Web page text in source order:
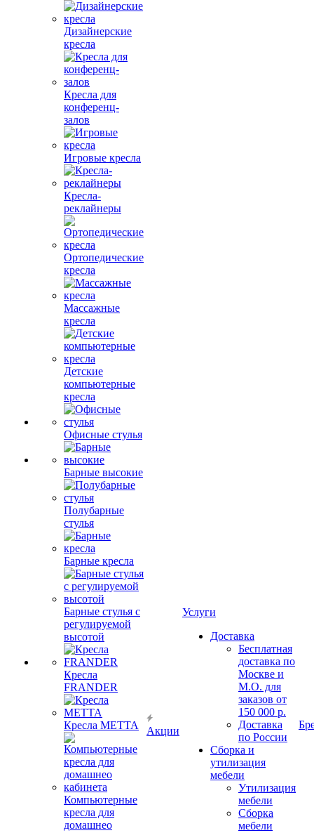
Дизайнерские
кресла
Кресла для
конференц-
залов
Игровые кресла
Кресла-
реклайнеры
Ортопедические
кресла
Массажные
кресла
Детские
компьютерные
кресла
Офисные стулья
Барные высокие
Полубарные
стулья
Барные кресла
Барные стулья с
регулируемой
высотой
Кресла
FRANDER
Кресла METTA
Компьютерные
кресла для
домашнео
Акции
Услуги
Доставка
Бесплатная
доставка по
Москве и
М.О. для
заказов от
150 000 р.
Доставка
по России
Сборка и
утилизация
мебели
Утилизация
мебели
Сборка
мебели